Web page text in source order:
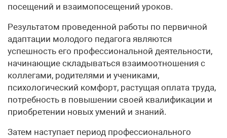
посещений и взаимопосещений уроков.
Результатом проведенной работы по первичной
адаптации молодого педагога являются
успешность его профессиональной деятельности,
начинающие складываться взаимоотношения с
коллегами, родителями и учениками,
психологический комфорт, растущая оплата труда,
потребность в повышении своей квалификации и
приобретении новых умений и знаний.
Затем наступает период профессионального